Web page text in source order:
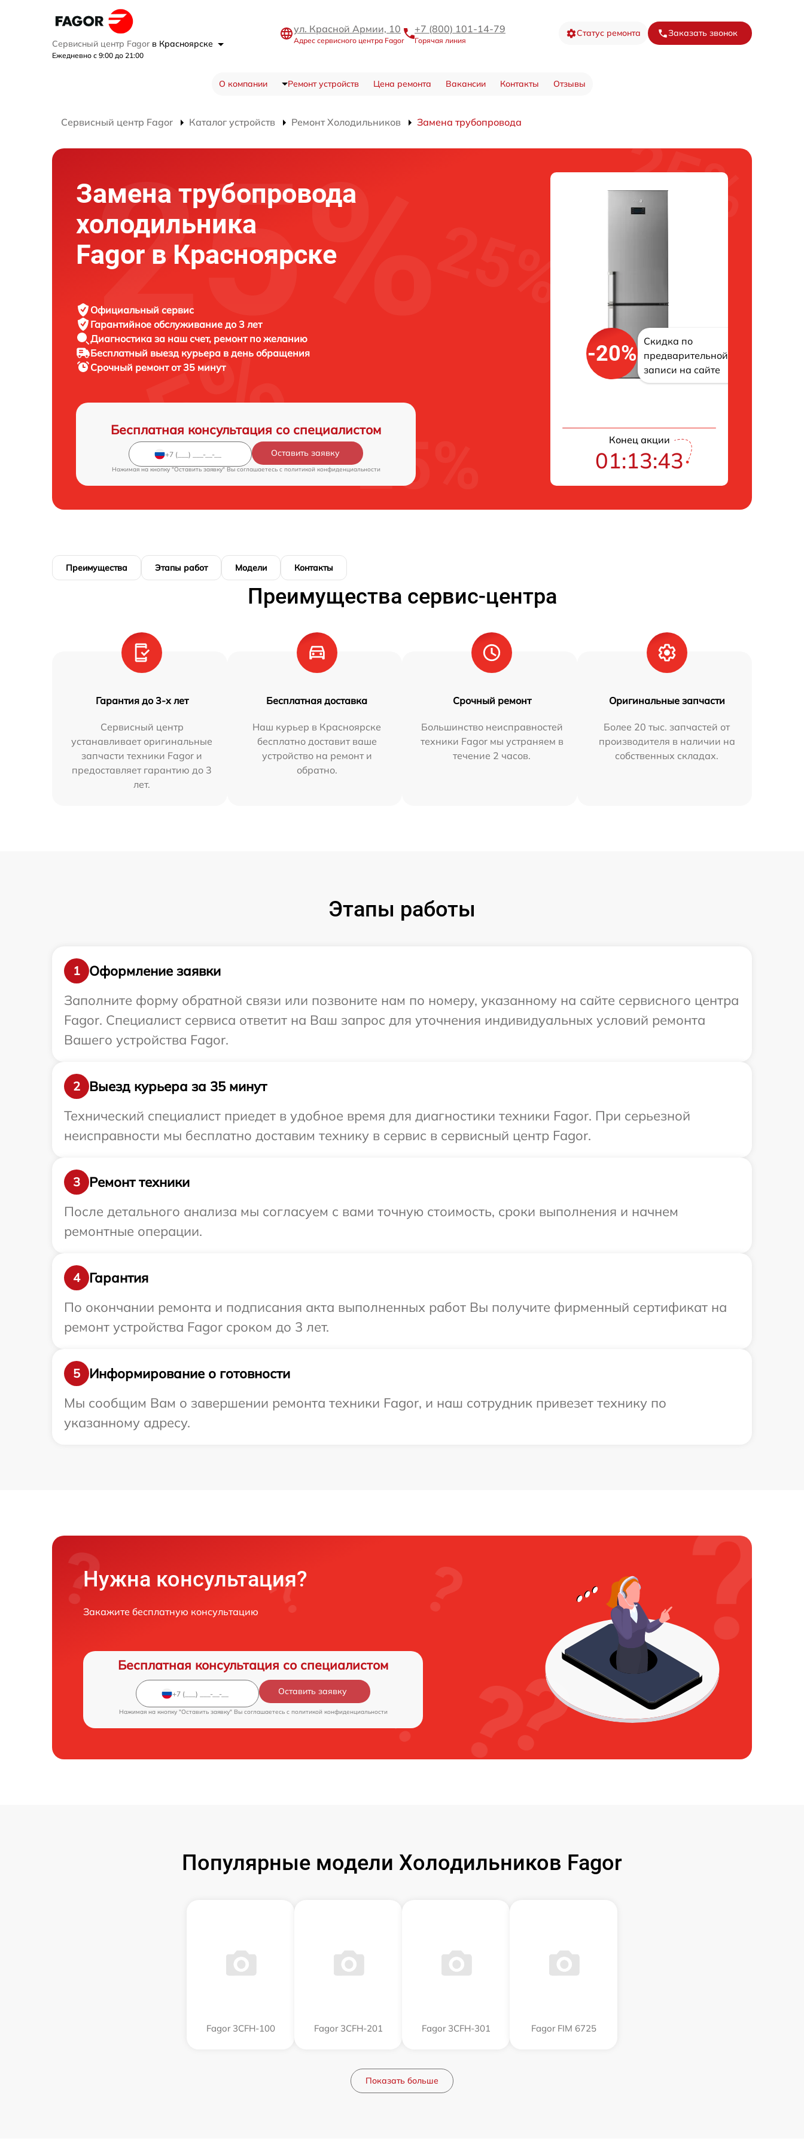
Сервисный центр Fagor в Красноярске
Ежедневно с 9:00 до 21:00
ул. Красной Армии, 10
Адрес сервисного центра Fagor
+7 (800) 101-14-79
Горячая линия
Статус ремонта Заказать звонок
О компании Ремонт устройств Цена ремонта Вакансии Контакты Отзывы
Сервисный центр Fagor Каталог устройств Ремонт Холодильников Замена трубопровода
Замена трубопровода
холодильника
Fagor в Красноярске
Официальный сервис
Гарантийное обслуживание до 3 лет
Диагностика за наш счет, ремонт по желанию
Бесплатный выезд курьера в день обращения
Срочный ремонтот 35 минут
Бесплатная консультация со специалистом
Оставить заявку
Нажимая на кнопку "Оставить заявку" Вы соглашаетесь c политикой конфиденциальности
-20%
Скидка по
предварительной
записи на сайте
Конец акции
01:13:42
Преимущества Этапы работ Модели Контакты
Преимущества сервис-центра
Гарантия до 3-х лет
Сервисный центр
устанавливает оригинальные
запчасти техники Fagor и
предоставляет гарантию до 3
лет.
Бесплатная доставка
Наш курьер в Красноярске
бесплатно доставит ваше
устройство на ремонт и
обратно.
Срочный ремонт
Большинство неисправностей
техники Fagor мы устраняем в
течение 2 часов.
Оригинальные запчасти
Более 20 тыс. запчастей от
производителя в наличии на
собственных складах.
Этапы работы
1
Оформление заявки
Заполните форму обратной связи или позвоните нам по номеру, указанному на сайте сервисного центра
Fagor. Специалист сервиса ответит на Ваш запрос для уточнения индивидуальных условий ремонта
Вашего устройства Fagor.
2
Выезд курьера за 35 минут
Технический специалист приедет в удобное время для диагностики техники Fagor. При серьезной
неисправности мы бесплатно доставим технику в сервис в сервисный центр Fagor.
3
Ремонт техники
После детального анализа мы согласуем с вами точную стоимость, сроки выполнения и начнем
ремонтные операции.
4
Гарантия
По окончании ремонта и подписания акта выполненных работ Вы получите фирменный сертификат на
ремонт устройства Fagor сроком до 3 лет.
5
Информирование о готовности
Мы сообщим Вам о завершении ремонта техники Fagor, и наш сотрудник привезет технику по
указанному адресу.
Нужна консультация?
Закажите бесплатную консультацию
Бесплатная консультация со специалистом
Оставить заявку
Нажимая на кнопку "Оставить заявку" Вы соглашаетесь c политикой конфиденциальности
Популярные модели Холодильников Fagor
Fagor 3CFH-100 Fagor 3CFH-201 Fagor 3CFH-301 Fagor FIM 6725
Показать больше